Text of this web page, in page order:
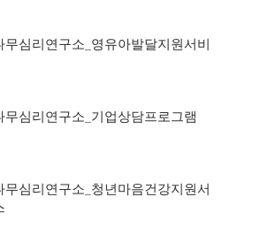
무심리연구소_영유아발달지원서비
무심리연구소_기업상담프로그램
무심리연구소_청년마음건강지원서